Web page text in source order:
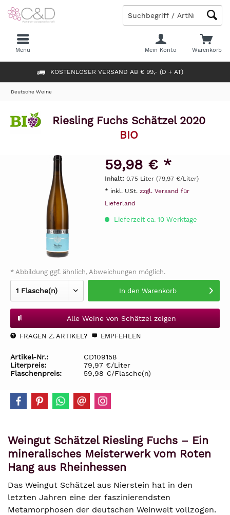
KOSTENLOSER VERSAND AB € 99,- (D + AT)
Warenkorb
Mein Konto
Menü
Deutsche Weine
Riesling Fuchs Schätzel 2020
BIO
59,98 € *
Inhalt: 0.75 Liter (79,97 €/Liter)
* inkl. USt. zzgl. Versand für
Lieferland
Lieferzeit ca. 10 Werktage
* Abbildung ggf. ähnlich, Abweichungen möglich.
In den Warenkorb
Alle Weine von Schätzel zeigen
FRAGEN Z. ARTIKEL? EMPFEHLEN
Artikel-Nr.:
CD109158
Literpreis:
79,97 €/Liter
Flaschenpreis:
59,98 €/Flasche(n)
Weingut Schätzel Riesling Fuchs – Ein
mineralisches Meisterwerk vom Roten
Hang aus Rheinhessen
Das Weingut Schätzel aus Nierstein hat in den
letzten Jahren eine der faszinierendsten
Metamorphosen der deutschen Weinwelt vollzogen.